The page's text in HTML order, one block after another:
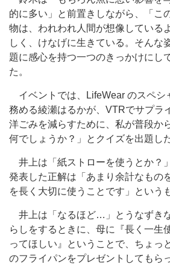
的に多い」と前置きしながら、「こ
物は、われわれ人間が想像している
しく、けなげに生きている。そんな
題に感心を持つ一つのきっかけにし
た。
イベントでは、LifeWear のスペシ
務める綾瀬はるかが、VTRでサプラ
洋ごみを減らすために、私が普段か
何でしょうか？」とクイズを出題した
井上は「紙ストローを使うとか？
発表した正解は「あまり余計なもの
を長く大切に使うことです」という
井上は「なるほど…」とうなずき
らしをするときに、母に『長く一生
ってほしい』ということで、ちょっ
のフライパンをプレゼントしてもら